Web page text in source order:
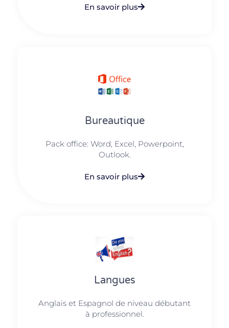
En savoir plus
Bureautique
Pack office: Word, Excel, Powerpoint,
Outlook.​
En savoir plus
Langues
Anglais et Espagnol de niveau débutant
à professionnel.